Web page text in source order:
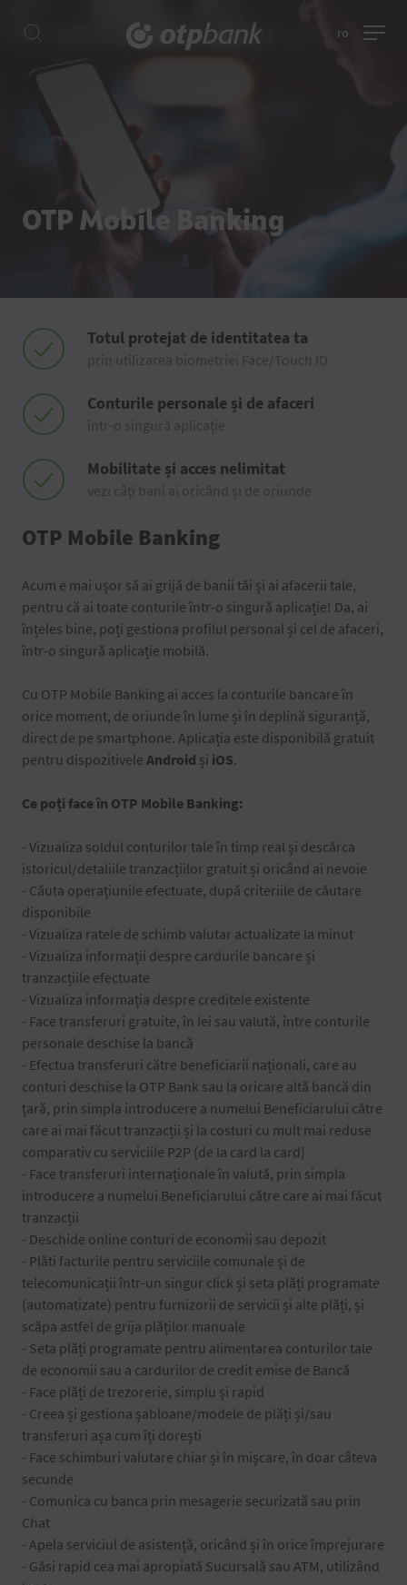
ro
OTP Mobile Banking
Totul protejat de identitatea ta
prin utilizarea biometriei Face/Touch ID
Conturile personale și de afaceri
într-o singură aplicație
Mobilitate și acces nelimitat
vezi câți bani ai oricând și de oriunde
OTP Mobile Banking
Acum e mai ușor să ai grijă de banii tăi și ai afacerii tale,
pentru că ai toate conturile într-o singură aplicație! Da, ai
înțeles bine, poți gestiona profilul personal și cel de afaceri,
într-o singură aplicație mobilă.
Cu OTP Mobile Banking ai acces la conturile bancare în
orice moment, de oriunde în lume și în deplină siguranță,
direct de pe smartphone. Aplicația este disponibilă gratuit
pentru dispozitivele Android și iOS.
Ce poți face în OTP Mobile Banking:
- Vizualiza soldul conturilor tale în timp real și descărca
istoricul/detaliile tranzacțiilor gratuit și oricând ai nevoie
- Căuta operațiunile efectuate, după criteriile de căutare
disponibile
- Vizualiza ratele de schimb valutar actualizate la minut
- Vizualiza informații despre cardurile bancare și
tranzacțiile efectuate
- Vizualiza informația despre creditele existente
- Face transferuri gratuite, în lei sau valută, între conturile
personale deschise la bancă
- Efectua transferuri către beneficiarii naționali, care au
conturi deschise la OTP Bank sau la oricare altă bancă din
țară, prin simpla introducere a numelui Beneficiarului către
care ai mai făcut tranzacții și la costuri cu mult mai reduse
comparativ cu serviciile P2P (de la card la card)
- Face transferuri internaționale în valută, prin simpla
introducere a numelui Beneficiarului către care ai mai făcut
tranzacții
- Deschide online conturi de economii sau depozit
- Plăti facturile pentru serviciile comunale și de
telecomunicații într-un singur click și seta plăți programate
(automatizate) pentru furnizorii de servicii și alte plăți, și
scăpa astfel de grija plăților manuale
- Seta plăți programate pentru alimentarea conturilor tale
de economii sau a cardurilor de credit emise de Bancă
- Face plăți de trezorerie, simplu și rapid
- Creea și gestiona șabloane/modele de plăți și/sau
transferuri așa cum îți dorești
- Face schimburi valutare chiar și în mișcare, în doar câteva
secunde
- Comunica cu banca prin mesagerie securizată sau prin
Chat
- Apela serviciul de asistență, oricând și în orice împrejurare
- Găsi rapid cea mai apropiată Sucursală sau ATM, utilizând